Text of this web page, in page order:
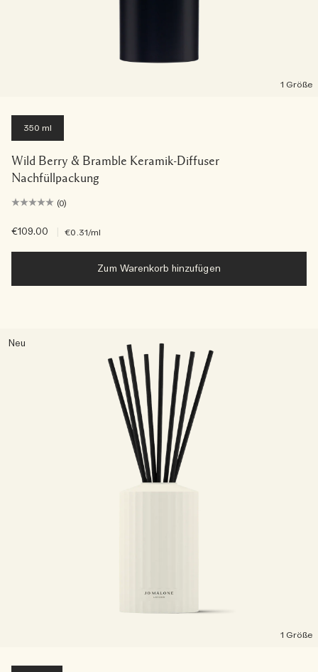
1 Größe
350 ml
Wild Berry & Bramble Keramik-Diffuser
Nachfüllpackung
(0)
€109.00 €0.31/ml
Zum Warenkorb hinzufügen
Neu
1 Größe